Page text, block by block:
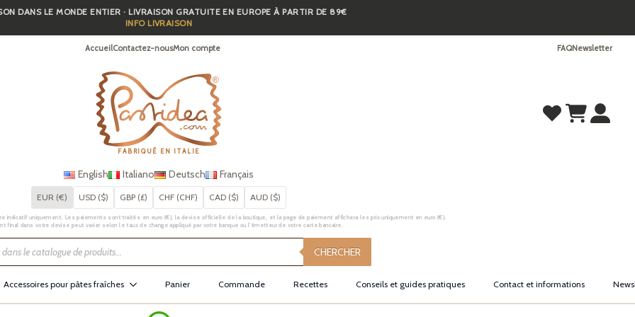
DANS LE MONDE ENTIER · LIVRAISON GRATUITE EN EUROPE À PARTIR DE 89€
INFO LIVRAISON
AccueilContactez-nousMon compte FAQNewsletter
FABRIQUÉ EN ITALIE
English Italiano Deutsch Français
EUR (€) USD ($) GBP (£) CHF (CHF) CAD ($) AUD ($)
indicatif uniquement. Les paiements sont traités en euro (€), la devise officielle de la boutique, et la page de paiement affichera les prix uniquement en euro (€).
final dans votre devise peut varier selon le taux de change appliqué par votre banque ou l’émetteur de votre carte bancaire.
CHERCHER
Accessoires pour pâtes fraîches Panier Commande Recettes Conseils et guides pratiques Contact et informations